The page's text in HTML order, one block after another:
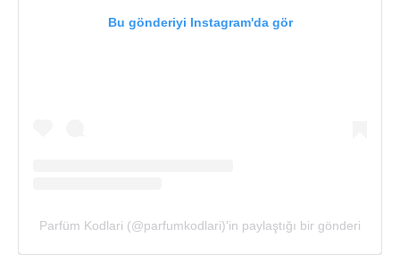
Bu gönderiyi Instagram'da gör
Parfüm Kodlari (@parfumkodlari)'in paylaştığı bir gönderi